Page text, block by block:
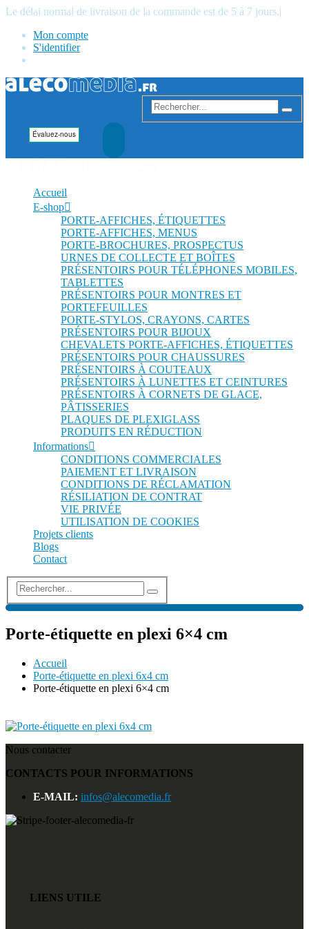
Le délai normal de livraison de la commande est de 5 à 7 jours.|
Mon compte
S'identifier
Accueil
E-shop
PORTE-AFFICHES, ÉTIQUETTES
PORTE-AFFICHES, MENUS
PORTE-BROCHURES, PROSPECTUS
URNES DE COLLECTE ET BOÎTES
PRÉSENTOIRS POUR TÉLÉPHONES MOBILES,
TABLETTES
PRÉSENTOIRS POUR MONTRES ET
PORTEFEUILLES
PORTE-STYLOS, CRAYONS, CARTES
PRÉSENTOIRS POUR BIJOUX
CHEVALETS PORTE-AFFICHES, ÉTIQUETTES
PRÉSENTOIRS POUR CHAUSSURES
PRÉSENTOIRS À COUTEAUX
PRÉSENTOIRS À LUNETTES ET CEINTURES
PRÉSENTOIRS À CORNETS DE GLACE,
PÂTISSERIES
PLAQUES DE PLEXIGLASS
PRODUITS EN RÉDUCTION
Informations
CONDITIONS COMMERCIALES
PAIEMENT ET LIVRAISON
CONDITIONS DE RÉCLAMATION
RÉSILIATION DE CONTRAT
VIE PRIVÉE
UTILISATION DE COOKIES
Projets clients
Blogs
Contact
Porte-étiquette en plexi 6×4 cm
Accueil
Porte-étiquette en plexi 6x4 cm
Porte-étiquette en plexi 6×4 cm
Nous contacter
CONTACTS POUR INFORMATIONS
E-MAIL: infos@alecomedia.fr
LIENS UTILE